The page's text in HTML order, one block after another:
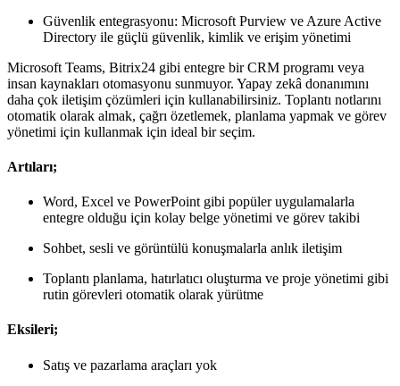
Güvenlik entegrasyonu: Microsoft Purview ve Azure Active
Directory ile güçlü güvenlik, kimlik ve erişim yönetimi
Microsoft Teams, Bitrix24 gibi entegre bir CRM programı veya
insan kaynakları otomasyonu sunmuyor. Yapay zekâ donanımını
daha çok iletişim çözümleri için kullanabilirsiniz. Toplantı notlarını
otomatik olarak almak, çağrı özetlemek, planlama yapmak ve görev
yönetimi için kullanmak için ideal bir seçim.
Artıları;
Word, Excel ve PowerPoint gibi popüler uygulamalarla
entegre olduğu için kolay belge yönetimi ve görev takibi
Sohbet, sesli ve görüntülü konuşmalarla anlık iletişim
Toplantı planlama, hatırlatıcı oluşturma ve proje yönetimi gibi
rutin görevleri otomatik olarak yürütme
Eksileri;
Satış ve pazarlama araçları yok